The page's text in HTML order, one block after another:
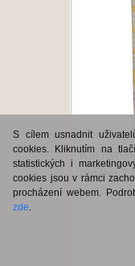
S cílem usnadnit
cookies. Kliknutím na
statistických i
cookies jsou v rámci
procházení webem.
zde.
bavlny 3